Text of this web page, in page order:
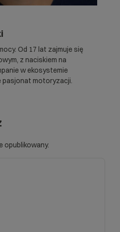
Od 17 lat zajmuje się
z naciskiem na
w ekosystemie
pasjonat motoryzacji.
opublikowany.